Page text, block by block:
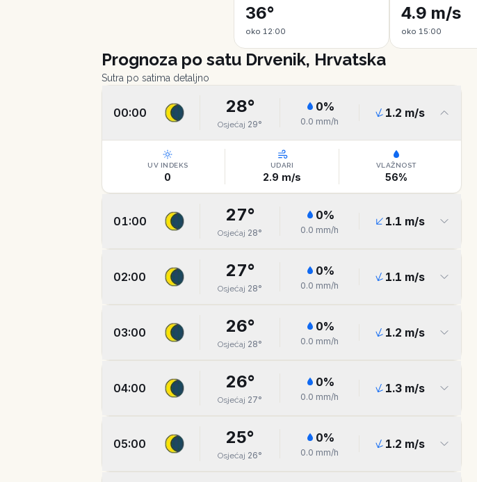
36°
oko 12:00
4.9 m/s
oko 15:00
Prognoza po satu Drvenik, Hrvatska
Sutra po satima detaljno
00:00 28°
Osjećaj 29°
0%
0.0 mm/h
1.2 m/s
UV INDEKS
0
UDARI
2.9 m/s
VLAŽNOST
56%
01:00 27°
Osjećaj 28°
0%
0.0 mm/h
1.1 m/s
02:00 27°
Osjećaj 28°
0%
0.0 mm/h
1.1 m/s
03:00 26°
Osjećaj 28°
0%
0.0 mm/h
1.2 m/s
04:00 26°
Osjećaj 27°
0%
0.0 mm/h
1.3m/s
05:00 25°
Osjećaj 26°
0%
0.0 mm/h
1.2 m/s